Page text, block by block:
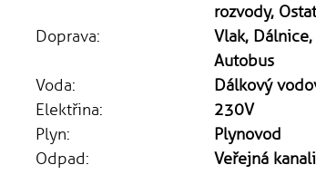
rozvody,
Doprava:
Vlak,
Autobus
Voda:
Dálkový
Elektřina:
230V
Plyn:
Plynovod
Odpad:
Veřejná